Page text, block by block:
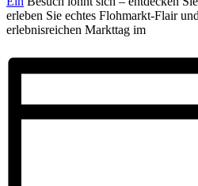
erleben Sie echtes Flohmarkt-Flair
erlebnisreichen Markttag im